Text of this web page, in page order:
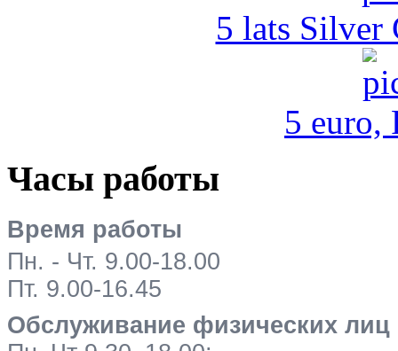
5 lats Silver
5 euro,
Часы работы
Время работы
Пн. - Чт. 9.00-18.00
Пт. 9.00-16.45
Обслуживание физических лиц